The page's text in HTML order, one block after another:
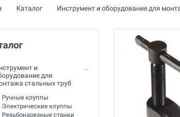
и оборудование для
стальных труб
для проверки
систем отопления и
для алмазного
инструмент
Каталог Инструмент и оборудование для
и
для
стальных труб
Ручные клуппы
Электрические клуппы
Резьбонарезные станки